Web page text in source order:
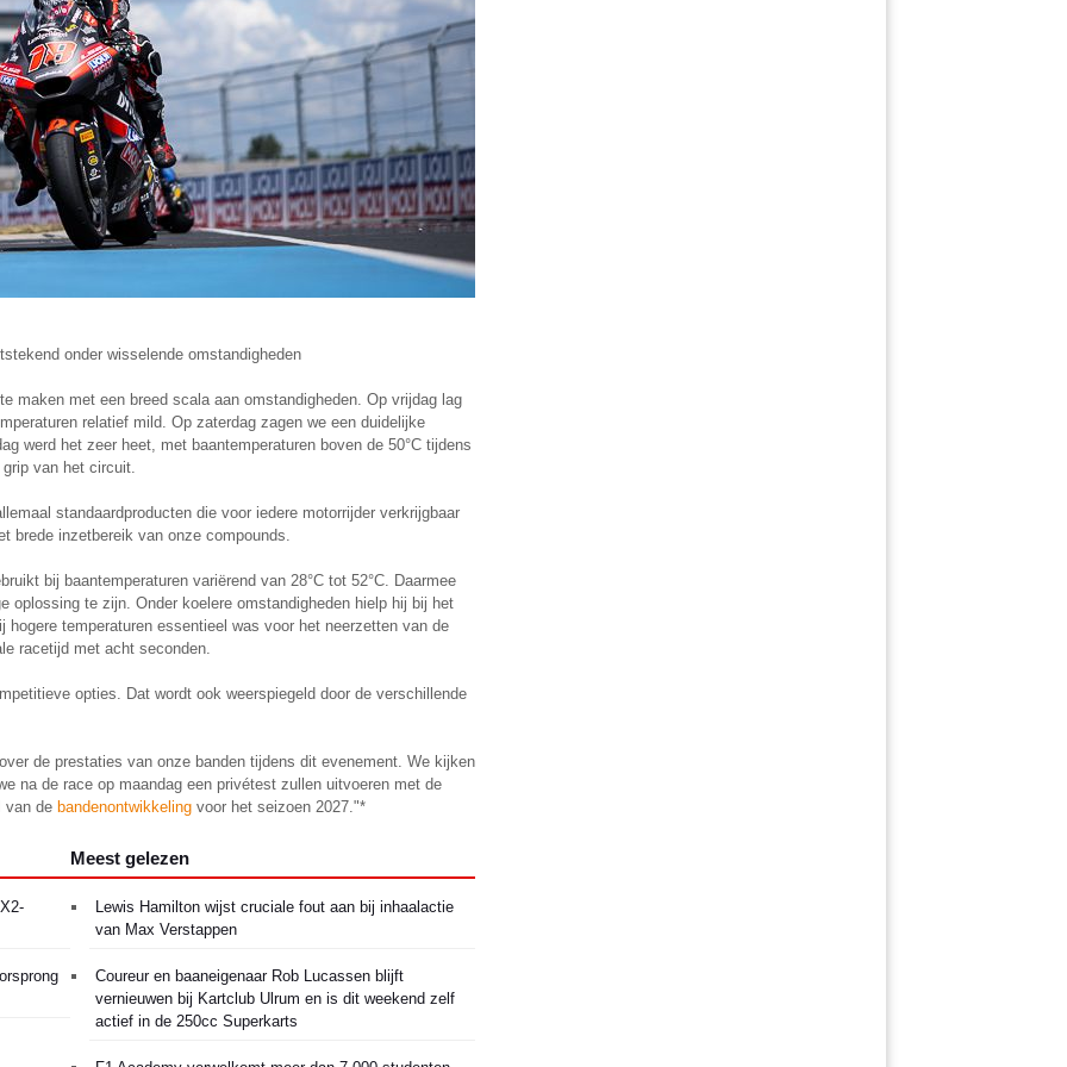
onder wisselende omstandigheden
maken met een breed scala aan omstandigheden. Op vrijdag lag
relatief mild. Op zaterdag zagen we een duidelijke
werd het zeer heet, met baantemperaturen boven de 50°C tijdens
van het circuit.
standaardproducten die voor iedere motorrijder verkrijgbaar
brede inzetbereik van onze compounds.
bij baantemperaturen variërend van 28°C tot 52°C. Daarmee
oplossing te zijn. Onder koelere omstandigheden hielp hij bij het
temperaturen essentieel was voor het neerzetten van de
racetijd met acht seconden.
opties. Dat wordt ook weerspiegeld door de verschillende
de prestaties van onze banden tijdens dit evenement. We kijken
na de race op maandag een privétest zullen uitvoeren met de
van de bandenontwikkeling voor het seizoen 2027."*
Meest gelezen
Lewis Hamilton wijst cruciale fout aan bij inhaalactie
van Max Verstappen
Coureur en baaneigenaar Rob Lucassen blijft
vernieuwen bij Kartclub Ulrum en is dit weekend zelf
actief in de 250cc Superkarts